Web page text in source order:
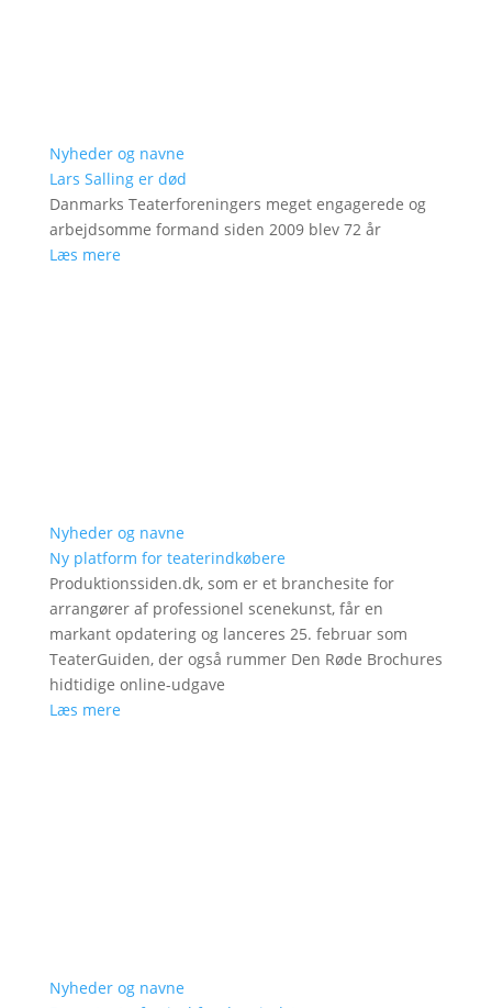
Nyheder og navne
Lars Salling er død
Danmarks Teaterforeningers meget engagerede og
arbejdsomme formand siden 2009 blev 72 år
Læs mere
Nyheder og navne
Ny platform for teaterindkøbere
Produktionssiden.dk, som er et branchesite for
arrangører af professionel scenekunst, får en
markant opdatering og lanceres 25. februar som
TeaterGuiden, der også rummer Den Røde Brochures
hidtidige online-udgave
Læs mere
Nyheder og navne